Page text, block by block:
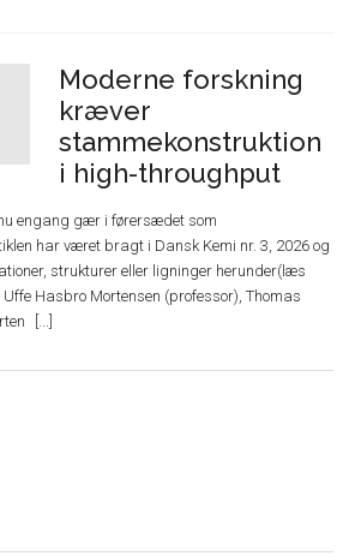
Moderne forskning
kræver
stammekonstruktion
i high-throughput
engang gær i førersædet som
har været bragt i Dansk Kemi nr. 3, 2026 og
strukturer eller ligninger herunder(læs
Hasbro Mortensen (professor), Thomas